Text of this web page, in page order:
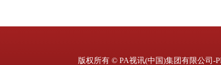
版权所有 © PA视讯(中国)集团有限公司-